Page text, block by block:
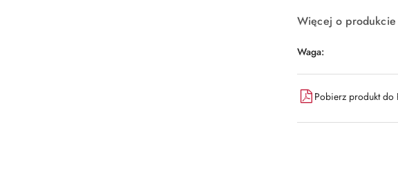
Więcej o produkcie
Waga:
Pobierz produkt do